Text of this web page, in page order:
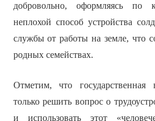
добровольно, оформляясь по
неплохой способ устройства
службы от работы на земле, что
родных семействах.
Отметим, что государственная
только решить вопрос о
и использовать этот